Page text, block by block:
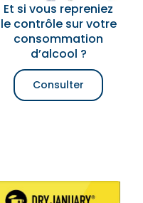
Et si vous repreniez
le contrôle sur votre
consommation
d’alcool ?
Consulter